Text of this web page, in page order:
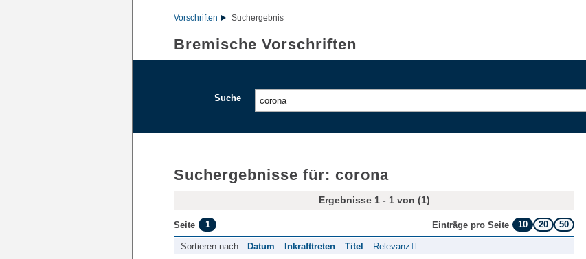
Vorschriften Suchergebnis
Bremische Vorschriften
Suche
Suchergebnisse für: corona
Ergebnisse 1 - 1 von (1)
Seite 1 Einträge pro Seite 10 20 50
Sortieren nach: Datum Inkrafttreten Titel Relevanz